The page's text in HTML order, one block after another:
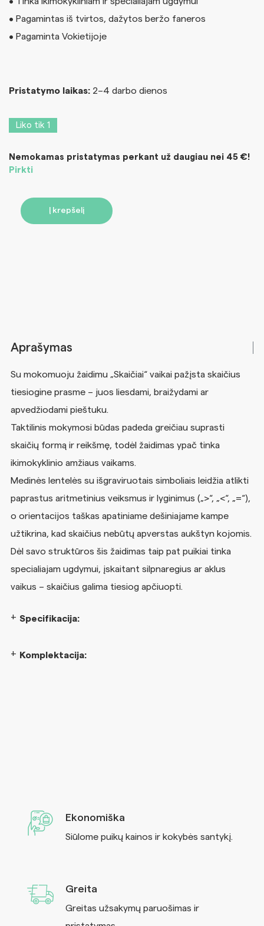
• Pagamintas iš tvirtos, dažytos beržo faneros
• Pagaminta Vokietijoje
Pristatymo laikas: 2–4 darbo dienos
Liko tik 1
Nemokamas pristatymas perkant už daugiau nei 45 €!
Pirkti
Į krepšelį
Aprašymas
Su mokomuoju žaidimu „Skaičiai“ vaikai pažįsta skaičius
tiesiogine prasme – juos liesdami, braižydami ar
apvedžiodami pieštuku.
Taktilinis mokymosi būdas padeda greičiau suprasti
skaičių formą ir reikšmę, todėl žaidimas ypač tinka
ikimokyklinio amžiaus vaikams.
Medinės lentelės su išgraviruotais simboliais leidžia atlikti
paprastus aritmetinius veiksmus ir lyginimus („>“, „<“, „=“),
o orientacijos taškas apatiniame dešiniajame kampe
užtikrina, kad skaičius nebūtų apverstas aukštyn kojomis.
Dėl savo struktūros šis žaidimas taip pat puikiai tinka
specialiajam ugdymui, įskaitant silpnaregius ar aklus
vaikus – skaičius galima tiesiog apčiuopti.
Specifikacija:
Komplektacija:
Ekonomiška
Siūlome puikų kainos ir kokybės santykį.
Greita
Greitas užsakymų paruošimas ir